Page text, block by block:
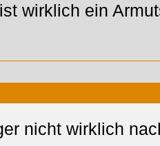
wirklich ein
nicht wirklich